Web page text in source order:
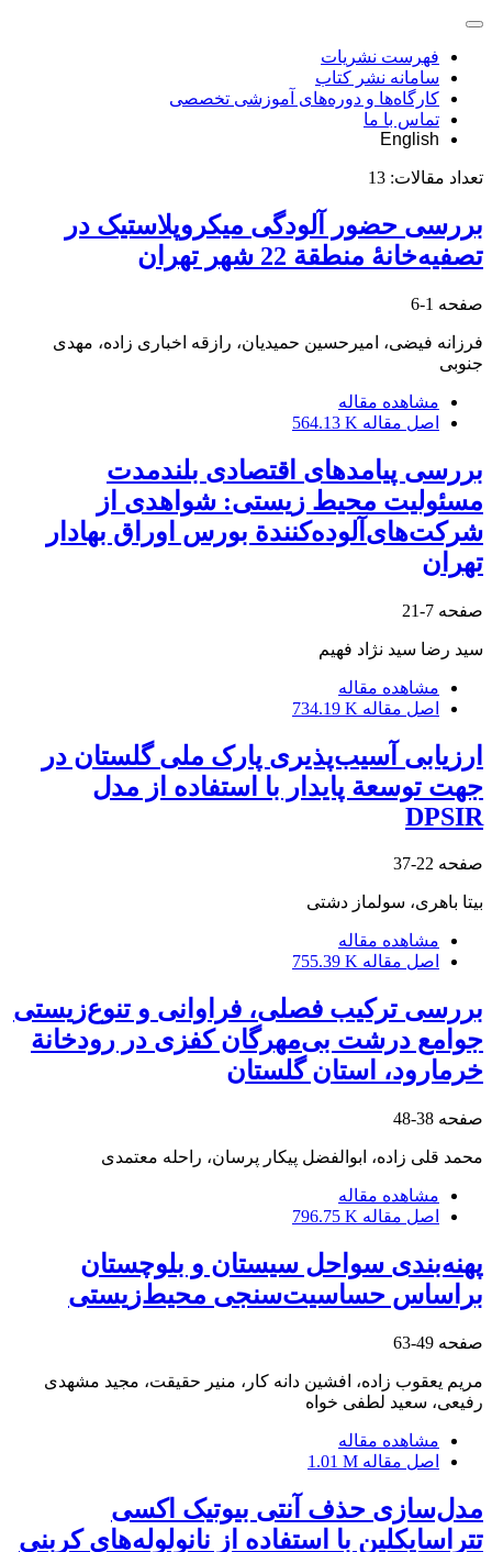
فهرست نشریات
سامانه نشر کتاب
کارگاه‌ها و دوره‌های آموزشی تخصصی
تماس با ما
English
تعداد مقالات: 13
بررسی حضور آلودگی میکروپلاستیک در
تصفیه‌خانۀ منطقة 22 شهر تهران
صفحه 1-6
فرزانه فیضی، امیرحسین حمیدیان، رازقه اخباری زاده، مهدی
جنوبی
مشاهده مقاله
اصل مقاله 564.13 K
بررسی پیامدهای اقتصادی بلندمدت
مسئولیت محیط زیستی: شواهدی از
شرکت‌های‌آلوده‌کنندة بورس اوراق بهادار
تهران
صفحه 7-21
سید رضا سید نژاد فهیم
مشاهده مقاله
اصل مقاله 734.19 K
ارزیابی آسیب‌پذیری پارک ملی گلستان در
جهت توسعة پایدار با استفاده از مدل
DPSIR
صفحه 22-37
بیتا باهری، سولماز دشتی
مشاهده مقاله
اصل مقاله 755.39 K
بررسی ترکیب فصلی، فراوانی و تنوع‌زیستی
جوامع درشت بی‌مهرگان کفزی در رودخانة
خرمارود، استان گلستان
صفحه 38-48
محمد قلی زاده، ابوالفضل پیکار پرسان، راحله معتمدی
مشاهده مقاله
اصل مقاله 796.75 K
پهنه‌بندی سواحل سیستان و بلوچستان
براساس حساسیت‌سنجی محیط‌زیستی
صفحه 49-63
مریم یعقوب زاده، افشین دانه کار، منیر حقیقت، مجید مشهدی
رفیعی، سعید لطفی خواه
مشاهده مقاله
اصل مقاله 1.01 M
مدل‌سازی حذف آنتی بیوتیک اکسی
تتراسایکلین با استفاده از نانولوله‌های کربنی